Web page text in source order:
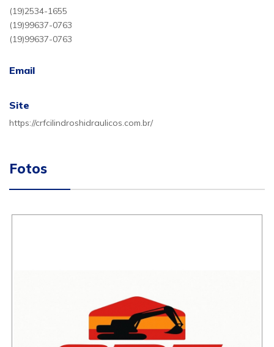
(19)2534-1655
(19)99637-0763
(19)99637-0763
Email
Site
https://crfcilindroshidraulicos.com.br/
Fotos